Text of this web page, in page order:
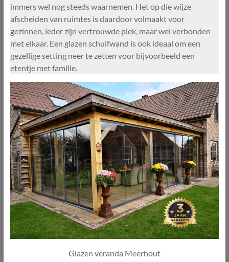
immers wel nog steeds waarnemen. Het op die wijze
afscheiden van ruimtes is daardoor volmaakt voor
gezinnen, ieder zijn vertrouwde plek, maar wel verbonden
met elkaar. Een glazen schuifwand is ook ideaal om een
gezellige setting neer te zetten voor bijvoorbeeld een
etentje met familie.
Glazen veranda Meerhout